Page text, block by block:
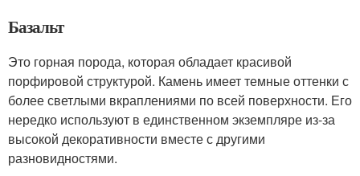
Базальт
Это горная порода, которая обладает красивой
порфировой структурой. Камень имеет темные оттенки с
более светлыми вкраплениями по всей поверхности. Его
нередко используют в единственном экземпляре из-за
высокой декоративности вместе с другими
разновидностями.